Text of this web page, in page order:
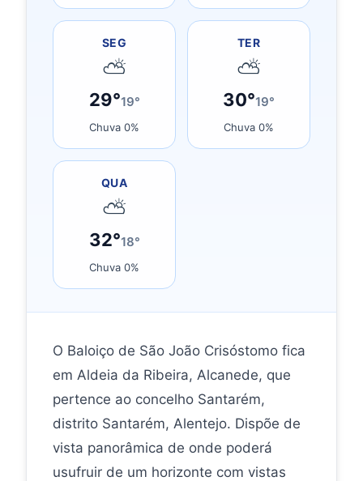
SEG
⛅
29°19°
Chuva 0%
TER
⛅
30°19°
Chuva 0%
QUA
⛅
32°18°
Chuva 0%
O Baloiço de São João Crisóstomo fica
em Aldeia da Ribeira, Alcanede, que
pertence ao concelho Santarém,
distrito Santarém, Alentejo. Dispõe de
vista panorâmica de onde poderá
usufruir de um horizonte com vistas